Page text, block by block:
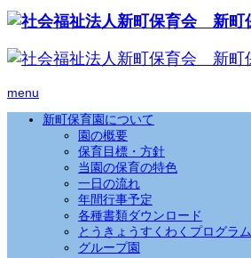
menu
新町保育園について
園の概要
保育目標・方針
当園の保育の特色
一日の流れ
年間行事予定
各種書類ダウンロード
とうきょうすくわくプログラム
グループ園